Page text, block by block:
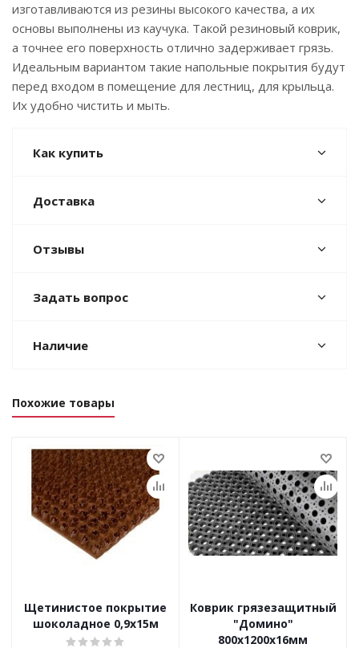
изготавливаются из резины высокого качества, а их
основы выполнены из каучука. Такой резиновый коврик,
а точнее его поверхность отлично задерживает грязь.
Идеальным вариантом такие напольные покрытия будут
перед входом в помещение для лестниц, для крыльца.
Их удобно чистить и мыть.
Как купить
Доставка
Отзывы
Задать вопрос
Наличие
Похожие товары
Щетинистое покрытие
шоколадное 0,9х15м
Коврик грязезащитный
"Домино"
800х1200х16мм